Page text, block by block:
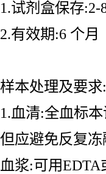
1.试剂盒保存:2-
2.有效期:6 个月
样本处理及要求:
1.血清:全血标
但应避免反复冻
血浆:可用EDTA